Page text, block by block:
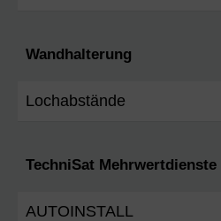
Wandhalterung
Lochabstände
TechniSat Mehrwertdienste
AUTOINSTALL